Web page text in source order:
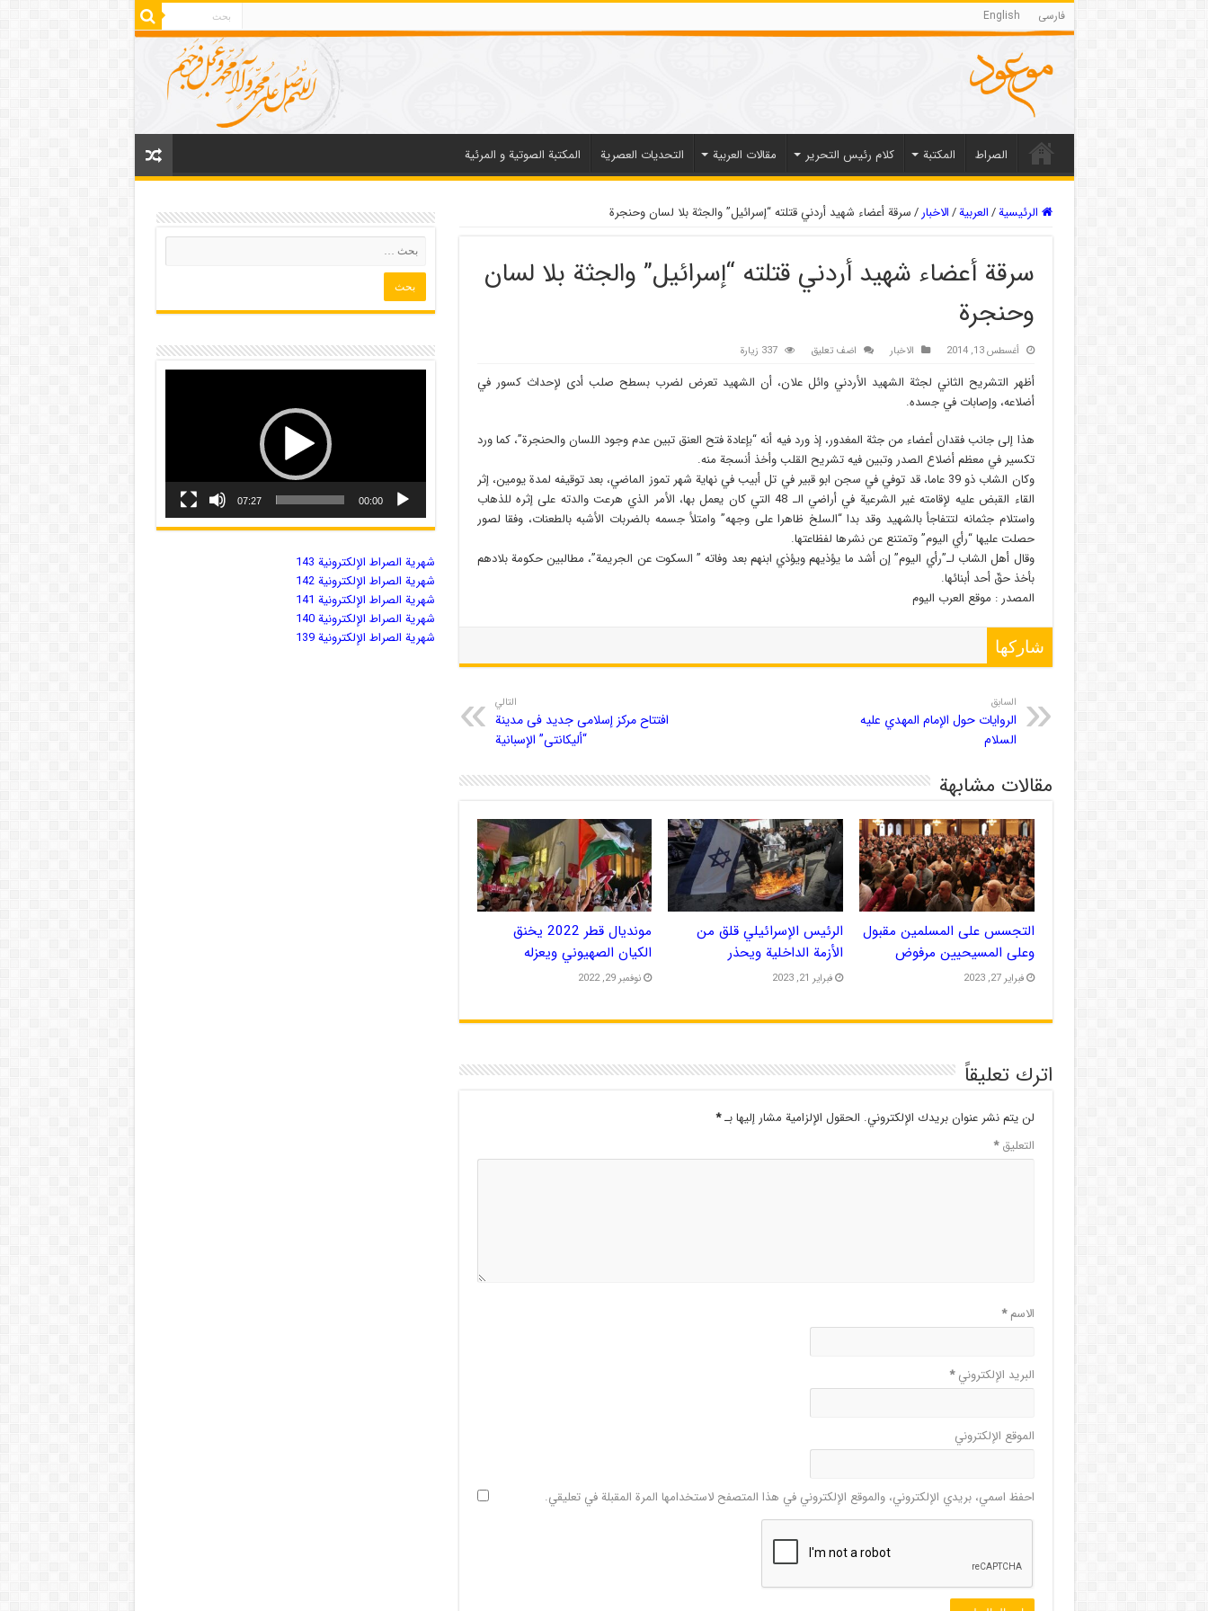
فارسی English
الصراط المکتبة كلام رئيس التحرير مقالات العربیة التحديات العصرية المكتبة الصوتية و المرئية
الرئيسية/العربیة/الاخبار /سرقة أعضاء شهيد أردني قتلته “إسرائيل” والجثة بلا لسان وحنجرة
سرقة أعضاء شهيد أردني قتلته “إسرائيل” والجثة بلا لسان
وحنجرة
أغسطس 13, 2014 الاخبار اضف تعليق 337 زيارة
أظهر التشريح الثاني لجثة الشهيد الأردني وائل علان، أن الشهيد تعرض لضرب بسطح صلب أدى لإحداث كسور في
أضلاعه، وإصابات في جسده.
هذا إلى جانب فقدان أعضاء من جثة المغدور، إذ ورد فيه أنه “بإعادة فتح العنق تبين عدم وجود اللسان والحنجرة”، كما ورد
تكسير في معظم أضلاع الصدر وتبين فيه تشريح القلب وأخذ أنسجة منه.
وكان الشاب ذو 39 عاما، قد توفي في سجن ابو قبير في تل أبيب في نهاية شهر تموز الماضي، بعد توقيفه لمدة يومين، إثر
القاء القبض عليه لإقامته غير الشرعية في أراضي الـ 48 التي كان يعمل بها، الأمر الذي هرعت والدته على إثره للذهاب
واستلام جثمانه لتتفاجأ بالشهيد وقد بدا “السلخ ظاهرا على وجهه” وامتلأ جسمه بالضربات الأشبه بالطعنات، وفقا لصور
حصلت عليها “رأي اليوم” وتمتنع عن نشرها لفظاعتها.
وقال أهل الشاب لـ”رأي اليوم” إن أشد ما يؤذيهم ويؤذي ابنهم بعد وفاته ” السكوت عن الجريمة”، مطالبين حكومة بلادهم
بأخذ حقّ أحد أبنائها.
المصدر : موقع العرب الیوم
شاركها
السابق
الروايات حول الإمام المهدي عليه
السلام
التالي
افتتاح مرکز إسلامی جدید فی مدینة
“ألیکانتی” الإسبانیة
مقالات مشابهة
التجسس على المسلمين مقبول
وعلى المسيحيين مرفوض
فبراير 27, 2023
الرئيس الإسرائيلي قلق من
الأزمة الداخلية ويحذر
فبراير 21, 2023
مونديال قطر 2022 يخنق
الكيان الصهيوني ويعزله
نوفمبر 29, 2022
اترك تعليقاً
لن يتم نشر عنوان بريدك الإلكتروني. الحقول الإلزامية مشار إليها بـ*
التعليق*
الاسم*
البريد الإلكتروني*
الموقع الإلكتروني
احفظ اسمي، بريدي الإلكتروني، والموقع الإلكتروني في هذا المتصفح لاستخدامها المرة المقبلة في تعليقي.
00:00
07:27
شهریة الصراط الإلكترونية 143
شهریة الصراط الإلكترونية 142
شهریة الصراط الإلكترونية 141
شهریة الصراط الإلكترونية 140
شهریة الصراط الإلكترونية 139